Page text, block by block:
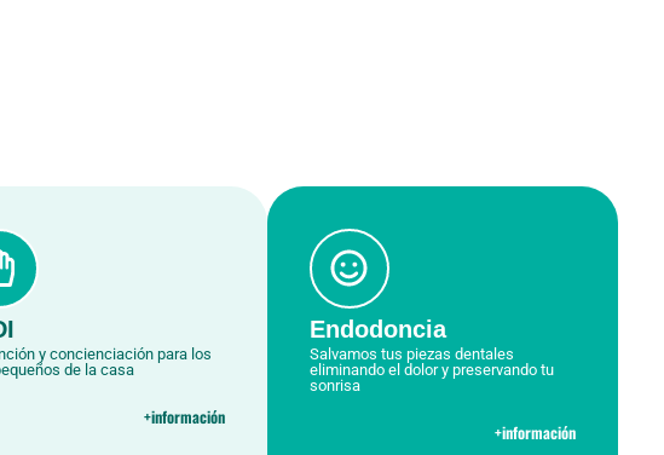
y concienciación para los
de la casa
+información
Endodoncia
Salvamos tus piezas dentales
eliminando el dolor y preservando tu
sonrisa
+información